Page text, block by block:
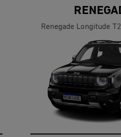
Renegade Longitude